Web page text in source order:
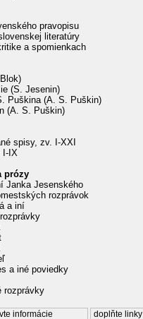
pravopisu
literatúry
a spomienkach
(S. Jesenin)
Puškina (A. S. Puškin)
(A. S. Puškin)
spisy, zv. I-XXI
I-IX
prózy
Janka Jesenského
rozprávok
a iní
a iné poviedky
rozprávky
informácie doplňte linky